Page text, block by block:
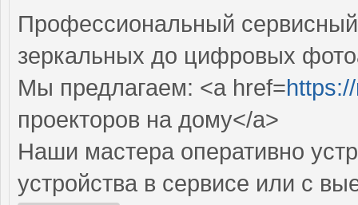
Профессиональный
зеркальных до цифровых
Мы предлагаем: <a href=
проекторов на дому</a>
Наши мастера оперативно
устройства в сервисе или с